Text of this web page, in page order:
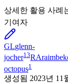
상세한 활용 사례
기여자
GLglenn-
jocher13RA
octopus1
생성됨 2023년 11